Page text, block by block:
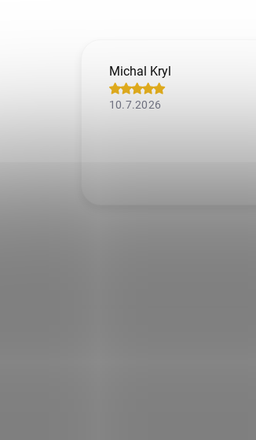
Michal Kryl
10.7.2026